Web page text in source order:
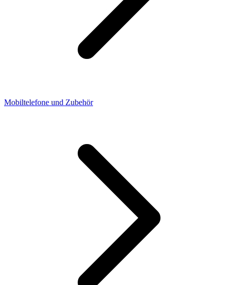
Mobiltelefone und Zubehör